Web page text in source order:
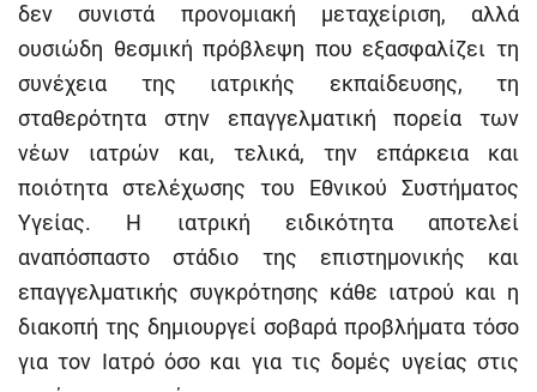
δεν συνιστά προνομιακή μεταχείριση, αλλά
ουσιώδη θεσμική πρόβλεψη που εξασφαλίζει τη
συνέχεια της ιατρικής εκπαίδευσης, τη
σταθερότητα στην επαγγελματική πορεία των
νέων ιατρών και, τελικά, την επάρκεια και
ποιότητα στελέχωσης του Εθνικού Συστήματος
Υγείας. Η ιατρική ειδικότητα αποτελεί
αναπόσπαστο στάδιο της επιστημονικής και
επαγγελματικής συγκρότησης κάθε ιατρού και η
διακοπή της δημιουργεί σοβαρά προβλήματα τόσο
για τον Ιατρό όσο και για τις δομές υγείας στις